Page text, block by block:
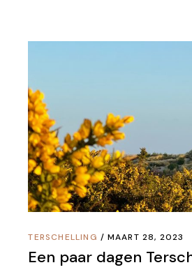
TERSCHELLING MAART 28, 2023
Een paar dagen